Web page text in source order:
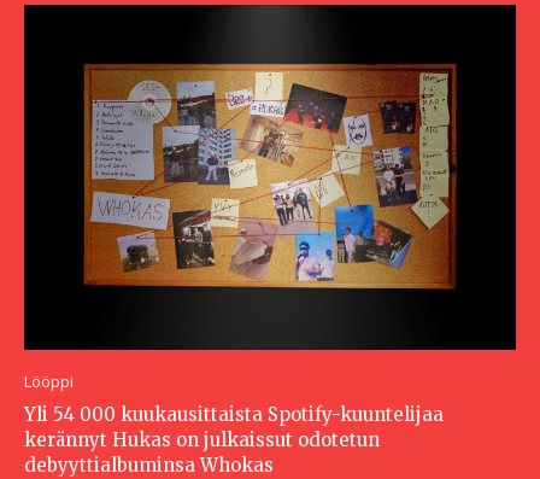
Lööppi
Yli 54 000 kuukausittaista Spotify-kuuntelijaa
kerännyt Hukas on julkaissut odotetun
debyyttialbuminsa Whokas